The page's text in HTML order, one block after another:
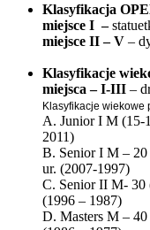
Klasyfikacja
miejsce I –
miejsce II – V –
Klasyfikacje
miejsca – I-III –
Klasyfikacje wiekowe
A. Junior I M (15-
2011)
B. Senior I M –
ur. (2007-1997)
C. Senior II M- 30
(1996 – 1987)
D. Masters M –